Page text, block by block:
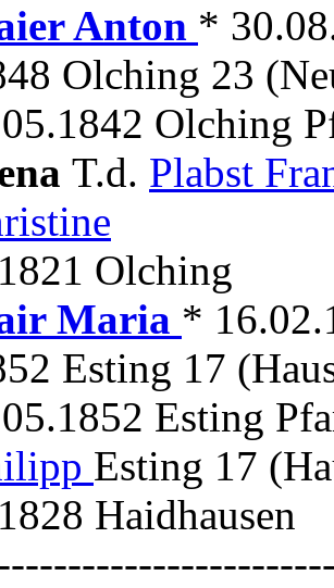
Anton *
Olching 23
Olching
T.d. Plabst
Olching
Maria *
Esting 17
Esting
Esting 17
Haidhausen